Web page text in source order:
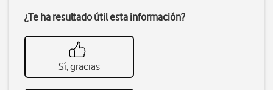
¿Te ha resultado útil esta información?
Sí, gracias